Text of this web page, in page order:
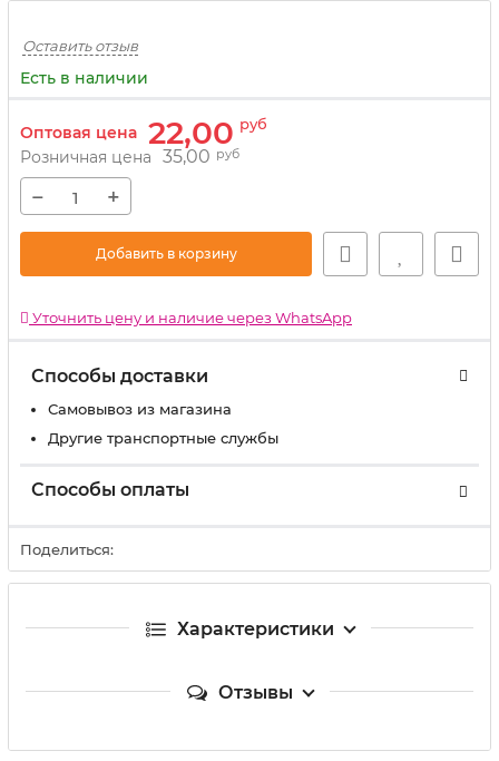
Оставить отзыв
Есть в наличии
Оптовая цена 22,00 руб
Розничная цена 35,00 руб
− +
Добавить в корзину
Уточнить цену и наличие через WhatsApp
Способы доставки
Самовывоз из магазина
Другие транспортные службы
Способы оплаты
Поделиться:
Характеристики
Отзывы